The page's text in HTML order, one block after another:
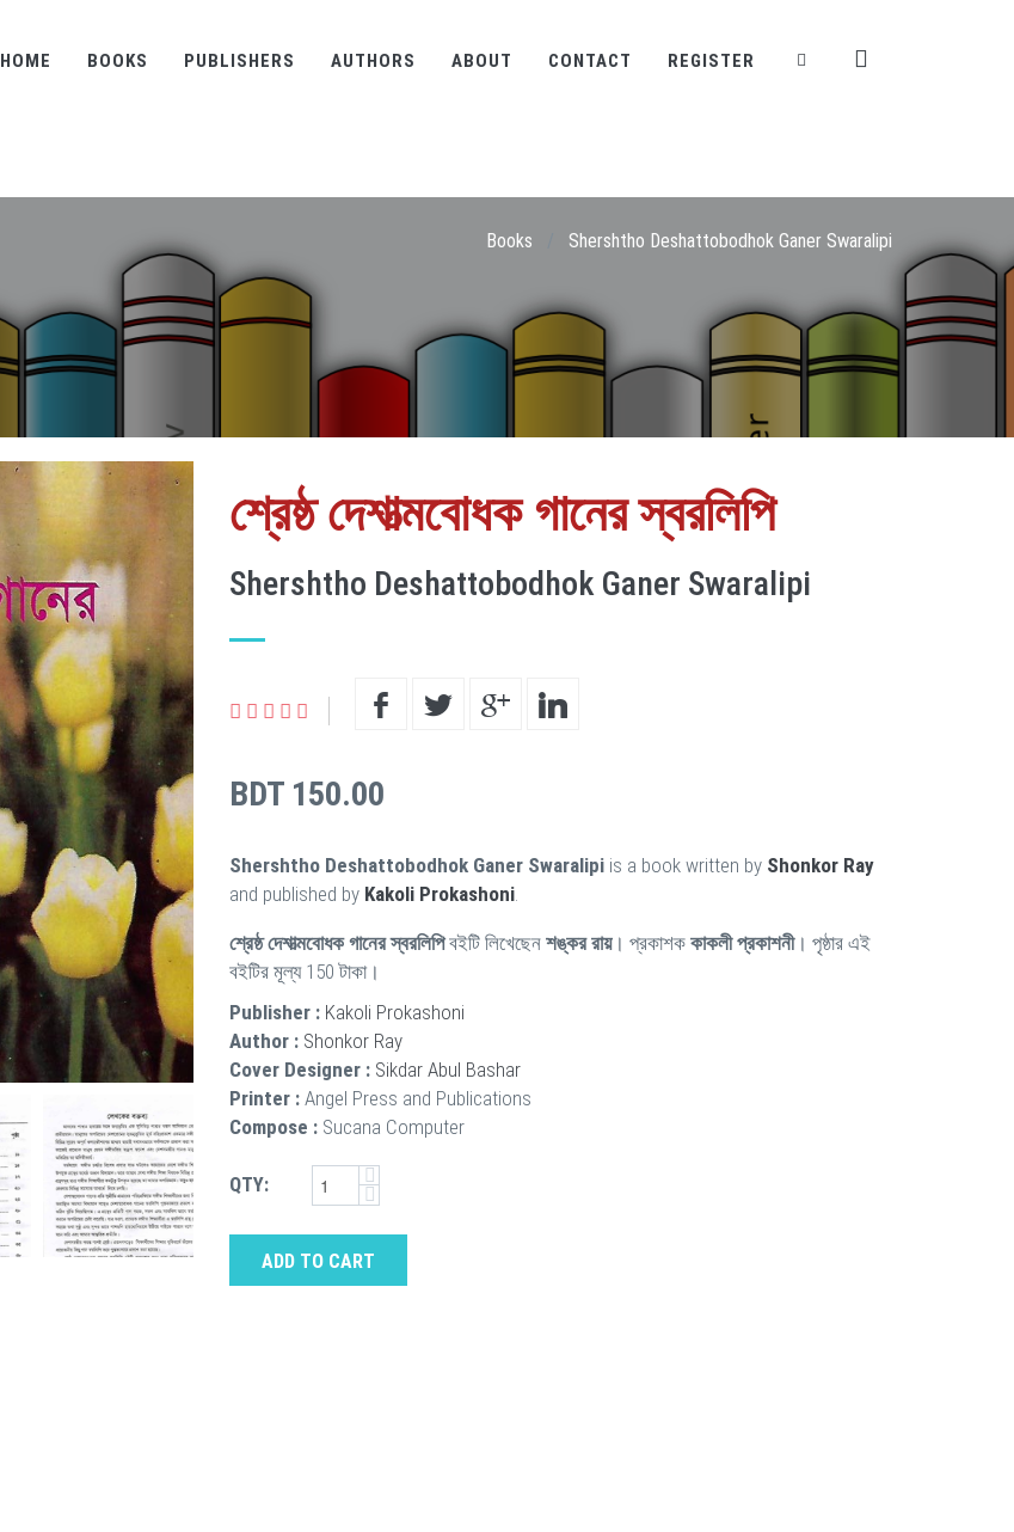
HOME BOOKS PUBLISHERS AUTHORS ABOUT CONTACT REGISTER
Books Shershtho Deshattobodhok Ganer Swaralipi
শ্রেষ্ঠ দেশাত্মবোধক গানের স্বরলিপি
Shershtho Deshattobodhok Ganer Swaralipi
BDT 150.00
Shershtho Deshattobodhok Ganer Swaralipi is a book written by Shonkor Ray
and published by Kakoli Prokashoni.
শ্রেষ্ঠ দেশাত্মবোধক গানের স্বরলিপিবইটি লিখেছেন শঙ্কর রায়। প্রকাশক কাকলী প্রকাশনী। পৃষ্ঠার এই
বইটির মূল্য 150 টাকা।
Publisher : Kakoli Prokashoni
Author : Shonkor Ray
Cover Designer : Sikdar Abul Bashar
Printer : Angel Press and Publications
Compose : Sucana Computer
QTY:
ADD TO CART